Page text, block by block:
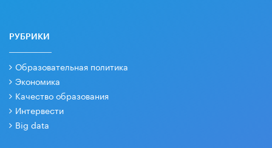
РУБРИКИ
Образовательная политика
Экономика
Качество образования
Интервести
Big data